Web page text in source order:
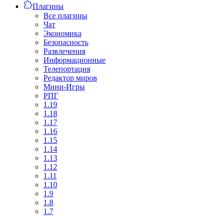
Плагины
Все плагины
Чат
Экономика
Безопасность
Развлечения
Информационные
Телепортация
Редактор миров
Мини-Игры
РПГ
1.19
1.18
1.17
1.16
1.15
1.14
1.13
1.12
1.11
1.10
1.9
1.8
1.7